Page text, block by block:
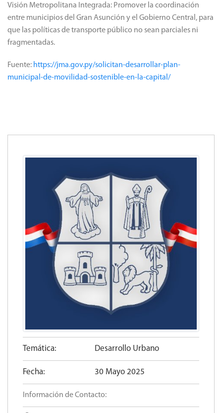
Visión Metropolitana Integrada: Promover la coordinación
entre municipios del Gran Asunción y el Gobierno Central, para
que las políticas de transporte público no sean parciales ni
fragmentadas.
Fuente: https://jma.gov.py/solicitan-desarrollar-plan-
municipal-de-movilidad-sostenible-en-la-capital/
Temática: Desarrollo Urbano
Fecha: 30 Mayo 2025
Información de Contacto: